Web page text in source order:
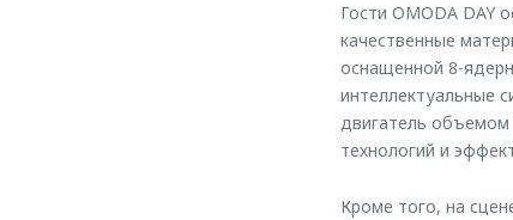
Гости OMODA DAY
качественные
оснащенной 8-
интеллектуальные
двигатель объемом
технологий и
Кроме того, на